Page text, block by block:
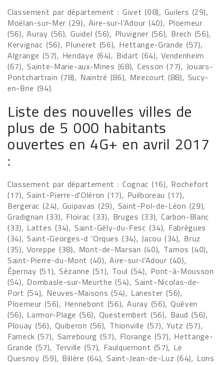
Classement par département : Givet (08), Guilers (29),
Moëlan-sur-Mer (29), Aire-sur-l'Adour (40), Ploemeur
(56), Auray (56), Guidel (56), Pluvigner (56), Brech (56),
Kervignac (56), Pluneret (56), Hettange-Grande (57),
Algrange (57), Hendaye (64), Bidart (64), Vendenheim
(67), Sainte-Marie-aux-Mines (68), Cesson (77), Jouars-
Pontchartrain (78), Naintré (86), Mirecourt (88), Sucy-
en-Brie (94).
Liste des nouvelles villes de
plus de 5 000 habitants
ouvertes en 4G+ en avril 2017
:
Classement par département : Cognac (16), Rochefort
(17), Saint-Pierre-d'Oléron (17), Puilboreau (17),
Bergerac (24), Guipavas (29), Saint-Pol-de-Léon (29),
Gradignan (33), Floirac (33), Bruges (33), Carbon-Blanc
(33), Lattes (34), Saint-Gély-du-Fesc (34), Fabrègues
(34), Saint-Georges-d 'Orques (34), Jacou (34), Bruz
(35), Voreppe (38), Mont-de-Marsan (40), Tarnos (40),
Saint-Pierre-du-Mont (40), Aire-sur-l'Adour (40),
Épernay (51), Sézanne (51), Toul (54), Pont-à-Mousson
(54), Dombasle-sur-Meurthe (54), Saint-Nicolas-de-
Port (54), Neuves-Maisons (54), Lanester (56),
Ploemeur (56), Hennebont (56), Auray (56), Quéven
(56), Larmor-Plage (56), Questembert (56), Baud (56),
Plouay (56), Quiberon (56), Thionville (57), Yutz (57),
Fameck (57), Sarrebourg (57), Florange (57), Hettange-
Grande (57), Terville (57), Faulquemont (57), Le
Quesnoy (59), Billère (64), Saint-Jean-de-Luz (64), Lons